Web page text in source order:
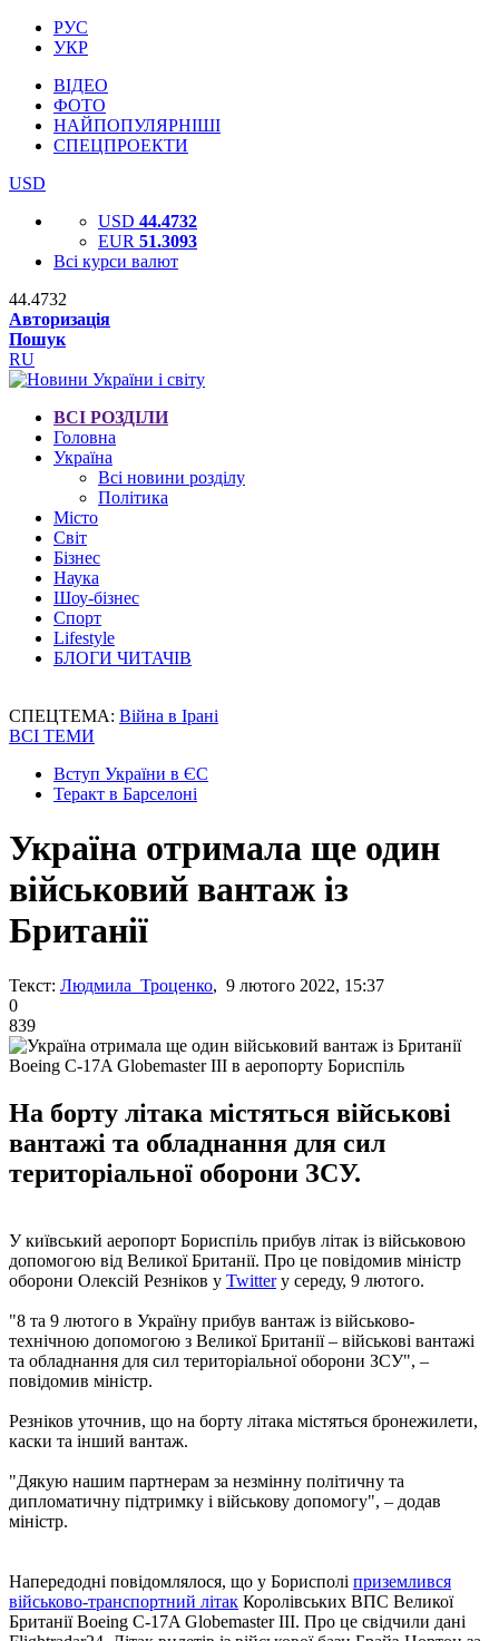
РУС
УКР
ВІДЕО
ФОТО
НАЙПОПУЛЯРНІШІ
СПЕЦПРОЕКТИ
USD
USD 44.4732
EUR 51.3093
Всі курси валют
44.4732
Авторизація
Пошук
RU
ВСІ РОЗДІЛИ
Головна
Україна
Всі новини розділу
Політика
Місто
Світ
Бізнес
Наука
Шоу-бізнес
Спорт
Lifestyle
БЛОГИ ЧИТАЧІВ
СПЕЦТЕМА: Війна в Ірані
ВСІ ТЕМИ
Вступ України в ЄС
Теракт в Барселоні
Україна отримала ще один
військовий вантаж із
Британії
Текст: Людмила Троценко, 9 лютого 2022, 15:37
0
839
Boeing C-17A Globemaster III в аеропорту Бориспіль
На борту літака містяться військові
вантажі та обладнання для сил
територіальної оборони ЗСУ.
У київський аеропорт Бориспіль прибув літак із військовою
допомогою від Великої Британії. Про це повідомив міністр
оборони Олексій Резніков у Twitterу середу, 9 лютого.
"8 та 9 лютого в Україну прибув вантаж із військово-
технічною допомогою з Великої Британії – військові вантажі
та обладнання для сил територіальної оборони ЗСУ", –
повідомив міністр.
Резніков уточнив, що на борту літака містяться бронежилети,
каски та інший вантаж.
"Дякую нашим партнерам за незмінну політичну та
дипломатичну підтримку і військову допомогу", – додав
міністр.
Напередодні повідомлялося, що у Борисполі приземлився
військово-транспортний літак Королівських ВПС Великої
Британії Boeing C-17A Globemaster III. Про це свідчили дані